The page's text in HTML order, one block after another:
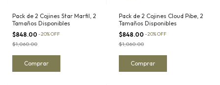
Pack de 2 Cojines Star Marfil, 2
Tamaños Disponibles
$848.00 -20%OFF
$1,060.00
Comprar
Pack de 2 Cojines Cloud Pibe, 2
Tamaños Disponibles
$848.00 -20%OFF
$1,060.00
Comprar